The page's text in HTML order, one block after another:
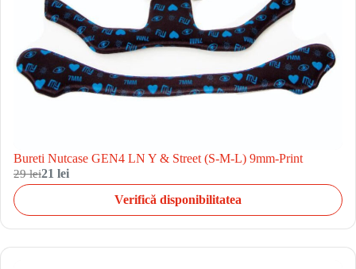
Bureti Nutcase GEN4 LN Y & Street (S-M-L) 9mm-Print
29 lei21 lei
Verifică disponibilitatea